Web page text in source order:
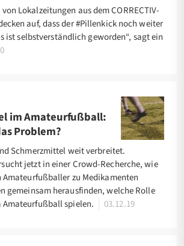
Lokalzeitungen aus dem CORRECTIV-
auf, dass der #Pillenkick noch weiter
ist selbstverständlich geworden“, sagt ein
im Amateurfußball:
Problem?
Schmerzmittel weit verbreitet.
jetzt in einer Crowd-Recherche, wie
zu Medikamenten
gemeinsam herausfinden, welche Rolle
spielen.
03.12.19